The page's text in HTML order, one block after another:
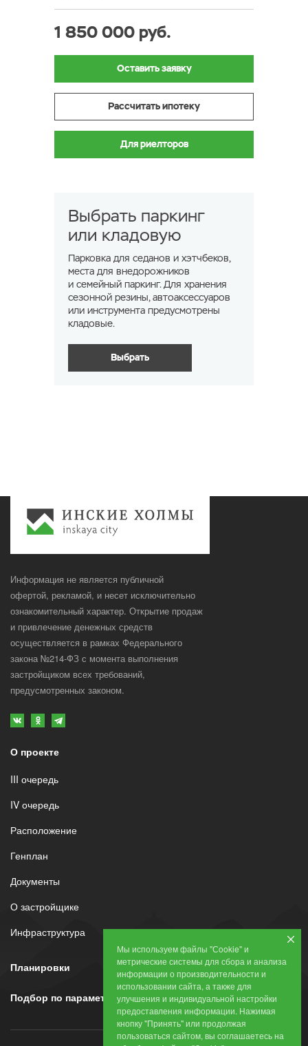
1 850 000 руб.
Оставить заявку
Рассчитать ипотеку
Для риелторов
Выбрать паркинг
или кладовую
Парковка для седанов и хэтчбеков,
места для внедорожников
и семейный паркинг. Для хранения
сезонной резины, автоаксессуаров
или инструмента предусмотрены
кладовые.
Выбрать
Информация не является публичной
офертой, рекламой, и несет исключительно
ознакомительный характер. Открытие продаж
и привлечение денежных средств
осуществляется в рамках Федерального
закона №214-ФЗ с момента выполнения
застройщиком всех требований,
предусмотренных законом.
О проекте
III очередь
IV очередь
Расположение
Генплан
Документы
О застройщике
Инфраструктура
Планировки
Подбор по параметрам
Мы используем файлы "Сookie" и
метрические системы для сбора и анализа
информации о производительности и
использовании сайта, а также для
улучшения и индивидуальной настройки
предоставления информации. Нажимая
кнопку "Принять" или продолжая
пользоваться сайтом, вы соглашаетесь на